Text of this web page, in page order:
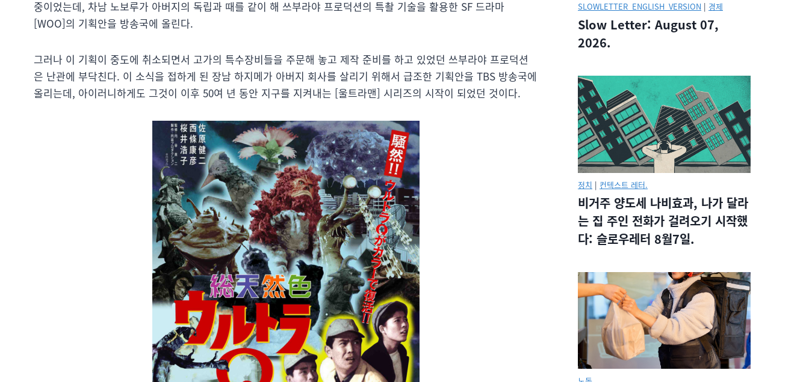
중이었는데, 차남 노보루가 아버지의 독립과 때를 같이 해 쓰부라야 프로덕션의 특촬 기술을 활용한 SF 드라마
[WOO]의 기획안을 방송국에 올린다.
그러나 이 기획이 중도에 취소되면서 고가의 특수장비들을 주문해 놓고 제작 준비를 하고 있었던 쓰부라야 프로덕션
은 난관에 부닥친다. 이 소식을 접하게 된 장남 하지메가 아버지 회사를 살리기 위해서 급조한 기획안을 TBS 방송국에
올리는데, 아이러니하게도 그것이 이후 50여 년 동안 지구를 지켜내는 [울트라맨] 시리즈의 시작이 되었던 것이다.
SLOWLETTER_ENGLISH_VERSION | 경제
Slow Letter: August 07,
2026.
정치 | 컨텍스트 레터.
비거주 양도세 나비효과, 나가 달라
는 집 주인 전화가 걸려오기 시작했
다: 슬로우레터 8월7일.